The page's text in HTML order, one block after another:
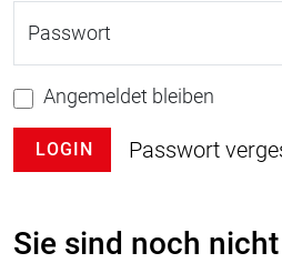
Passwort
Angemeldet bleiben
LOGIN Passwort
Sie sind noch